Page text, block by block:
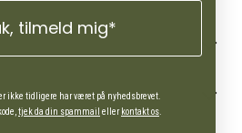
tilmeld mig*
ikke tidligere har været på nyhedsbrevet.
tjek da din spammail ellerkontakt os